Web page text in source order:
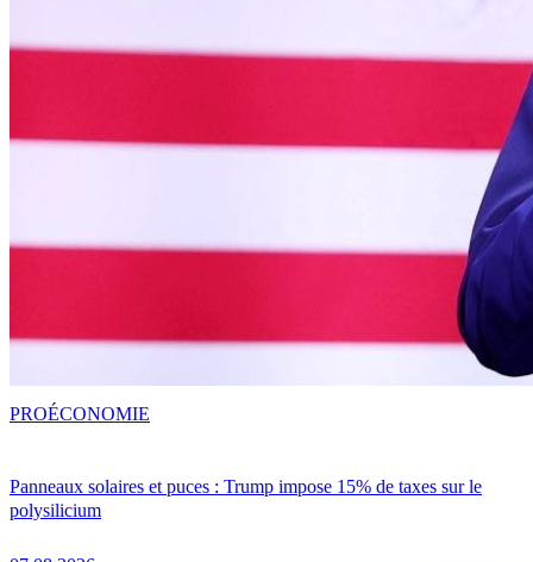
Panneaux solaires et puces : Trump impose 15% de taxes sur le
polysilicium
PROÉCONOMIE